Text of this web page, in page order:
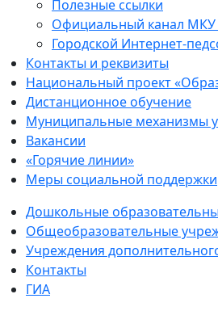
Полезные ссылки
Официальный канал МКУ
Городской Интернет-
Контакты и реквизиты
Национальный проект
Дистанционное обучение
Муниципальные механизмы
Вакансии
«Горячие линии»
Меры социальной поддержки
Дошкольные
Общеобразовательные
Учреждения
Контакты
ГИА